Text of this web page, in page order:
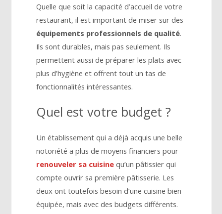
Quelle que soit la capacité d’accueil de votre
restaurant, il est important de miser sur des
équipements professionnels de qualité.
Ils sont durables, mais pas seulement. Ils
permettent aussi de préparer les plats avec
plus d’hygiène et offrent tout un tas de
fonctionnalités intéressantes.
Quel est votre budget ?
Un établissement qui a déjà acquis une belle
notoriété a plus de moyens financiers pour
renouveler sa cuisine qu’un pâtissier qui
compte ouvrir sa première pâtisserie. Les
deux ont toutefois besoin d’une cuisine bien
équipée, mais avec des budgets différents.